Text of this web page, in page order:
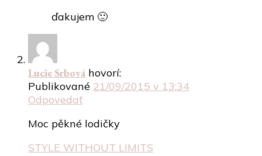
ďakujem 🙂
Lucie Srbová hovorí:
Publikované 21/09/2015 v 13:34
Odpovedať
Moc pěkné lodičky
STYLE WITHOUT LIMITS